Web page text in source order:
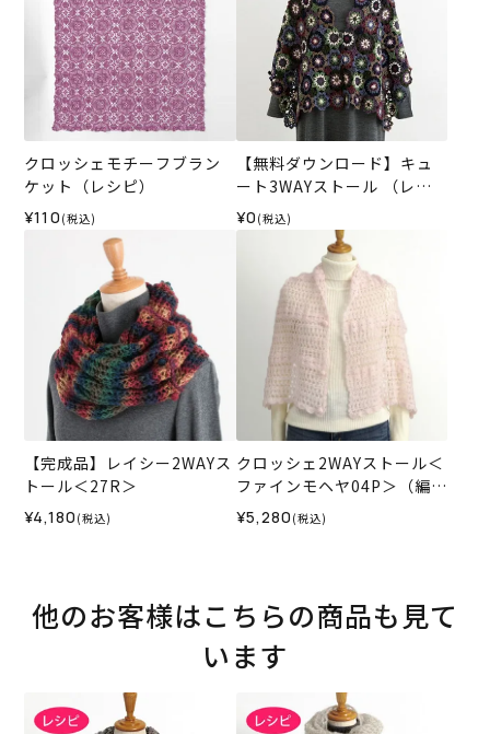
クロッシェモチーフブラン
ケット（レシピ）
¥110 (税込)
【無料ダウンロード】キュ
ート3WAYストール （レシ
ピ）
¥0 (税込)
【完成品】レイシー2WAYス
トール＜27R＞
¥4,180 (税込)
クロッシェ2WAYストール＜
ファインモヘヤ04P＞（編み
物 材料セット）
¥5,280 (税込)
他のお客様はこちらの商品も見て
います